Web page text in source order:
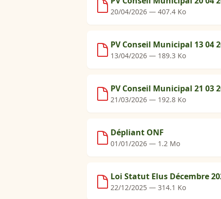
20/04/2026 — 407.4 Ko
PV Conseil Municipal 13 04
13/04/2026 — 189.3 Ko
PV Conseil Municipal 21 03
21/03/2026 — 192.8 Ko
Dépliant ONF
01/01/2026 — 1.2 Mo
Loi Statut Elus Décembre
22/12/2025 — 314.1 Ko